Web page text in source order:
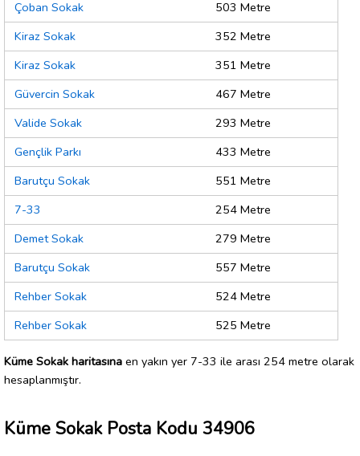
Çoban Sokak
503 Metre
Kiraz Sokak
352 Metre
Kiraz Sokak
351 Metre
Güvercin Sokak
467 Metre
Valide Sokak
293 Metre
Gençlik Parkı
433 Metre
Barutçu Sokak
551 Metre
7-33
254 Metre
Demet Sokak
279 Metre
Barutçu Sokak
557 Metre
Rehber Sokak
524 Metre
Rehber Sokak
525 Metre
Küme Sokak haritasına en yakın yer 7-33 ile arası 254 metre olarak
hesaplanmıştır.
Küme Sokak Posta Kodu 34906